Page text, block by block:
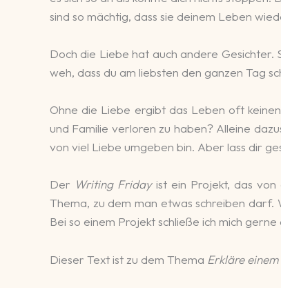
sind so mächtig, dass sie deinem Leben
Doch die Liebe hat auch andere Gesichter.
weh, dass du am liebsten den ganzen Tag
Ohne die Liebe ergibt das Leben oft
und Familie verloren zu haben? Alleine
von viel Liebe umgeben bin. Aber lass dir
Der Writing Fridayist ein Projekt, das von
Thema, zu dem man etwas schreiben darf.
Bei so einem Projekt schließe ich mich
Dieser Text ist zu dem Thema Erkläre